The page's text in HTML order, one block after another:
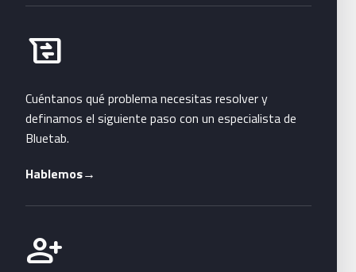
business_messages
Habla con Bluetab
Cuéntanos qué problema necesitas resolver y
definamos el siguiente paso con un especialista de
Bluetab.
Hablemos→
person_add
Únete a Bluetab